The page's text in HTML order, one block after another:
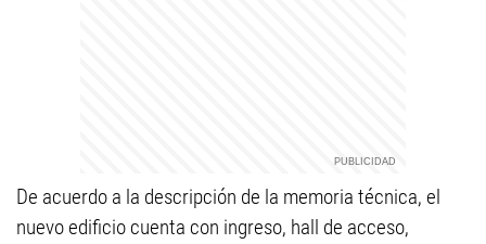
De acuerdo a la descripción de la memoria técnica, el
nuevo edificio cuenta con ingreso, hall de acceso,